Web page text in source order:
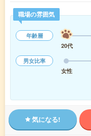
職場の雰囲気
年齢層
20代
男女比率
女性
気になる!